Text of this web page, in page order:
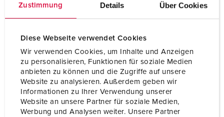
Zustimmung Details Über Cookies
Diese Webseite verwendet Cookies
Wir verwenden Cookies, um Inhalte und Anzeigen
zu personalisieren, Funktionen für soziale Medien
anbieten zu können und die Zugriffe auf unsere
Website zu analysieren. Außerdem geben wir
Informationen zu Ihrer Verwendung unserer
Website an unsere Partner für soziale Medien,
Werbung und Analysen weiter. Unsere Partner
Datensteckdosen
1 Cepex-
Datensteckdosen RJ45,
2-fach Cat.6
ZUM ARTIKEL